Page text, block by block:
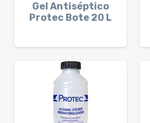
Gel Antiséptico
Protec Bote 20 L